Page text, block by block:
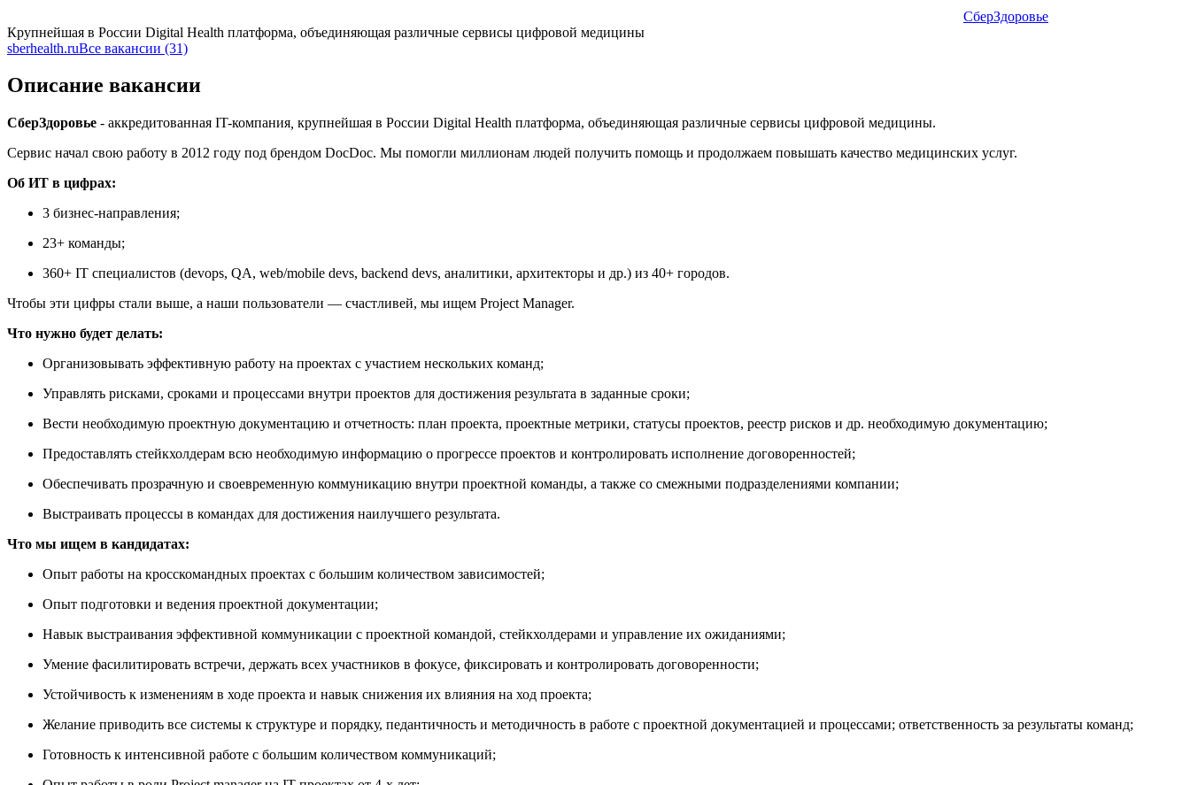
СберЗдоровье
Крупнейшая в России Digital Health платформа, объединяющая различные сервисы цифровой медицины
sberhealth.ruВсе вакансии (31)
Описание вакансии
СберЗдоровье - аккредитованная IT-компания крупнейшая в России Digital Health платформа, объединяющая различные сервисы цифровой медицины.
Сервис начал свою работу в 2012 году под брендом DocDoc. Мы помогли миллионам людей получить помощь и продолжаем повышать качество медицинских услуг.
Об ИТ в цифрах:
3 бизнес-направления;
23+ команды;
360+ IT специалистов (devops, QA, web/mobile devs, backend devs, аналитики, архитекторы и др.) из 40+ городов.
Чтобы эти цифры стали выше, а наши пользователи — счастливей, мы ищем Project Manager.
Что нужно будет делать:
Организовывать эффективную работу на проектах с участием нескольких команд;
Управлять рисками, сроками и процессами внутри проектов для достижения результата в заданные сроки;
Вести необходимую проектную документацию и отчетность: план проекта, проектные метрики, статусы проектов, реестр рисков и др. необходимую документацию;
Предоставлять стейкхолдерам всю необходимую информацию о прогрессе проектов и контролировать исполнение договоренностей;
Обеспечивать прозрачную и своевременную коммуникацию внутри проектной команды, а также со смежными подразделениями компании;
Выстраивать процессы в командах для достижения наилучшего результата.
Что мы ищем в кандидатах:
Опыт работы на кросскомандных проектах с большим количеством зависимостей;
Опыт подготовки и ведения проектной документации;
Навык выстраивания эффективной коммуникации с проектной командой, стейкхолдерами и управление их ожиданиями;
Умение фасилитировать встречи, держать всех участников в фокусе, фиксировать и контролировать договоренности;
Устойчивость к изменениям в ходе проекта и навык снижения их влияния на ход проекта;
Желание приводить все системы к структуре и порядку, педантичность и методичность в работе с проектной документацией и процессами; ответственность за результаты команд;
Готовность к интенсивной работе с большим количеством коммуникаций;